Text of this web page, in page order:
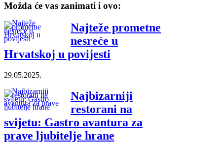
Možda će vas zanimati i ovo:
Najteže prometne
nesreće u
Hrvatskoj u povijesti
29.05.2025.
Najbizarniji
restorani na
svijetu: Gastro avantura za
prave ljubitelje hrane